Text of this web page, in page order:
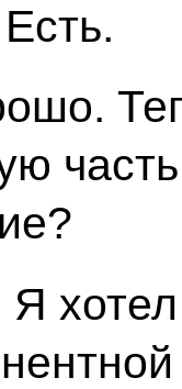
Есть.
Я хотел